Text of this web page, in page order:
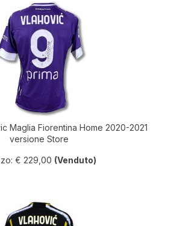
Maglia Fiorentina Home 2020-2021
versione Store
€ 229,00 (Venduto)